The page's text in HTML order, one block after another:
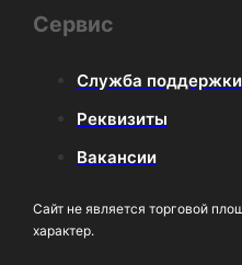
Сервис
Служба поддержки
Реквизиты
Вакансии
Сайт не является торговой
характер.